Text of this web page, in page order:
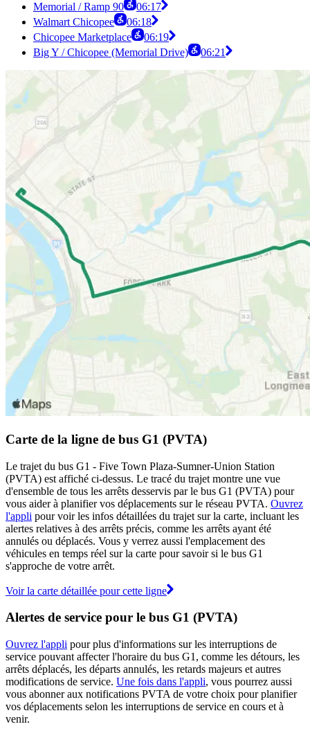
Memorial / Ramp 90
06:17
Walmart Chicopee
06:18
Chicopee Marketplace
06:19
Big Y / Chicopee (Memorial Drive)
06:21
Carte de la ligne de bus G1 (PVTA)
Le trajet du bus G1 - Five Town Plaza-Sumner-Union Station
(PVTA) est affiché ci-dessus. Le tracé du trajet montre une vue
d'ensemble de tous les arrêts desservis par le bus G1 (PVTA) pour
vous aider à planifier vos déplacements sur le réseau PVTA. Ouvrez
l'appli pour voir les infos détaillées du trajet sur la carte, incluant les
alertes relatives à des arrêts précis, comme les arrêts ayant été
annulés ou déplacés. Vous y verrez aussi l'emplacement des
véhicules en temps réel sur la carte pour savoir si le bus G1
s'approche de votre arrêt.
Voir la carte détaillée pour cette ligne
Alertes de service pour le bus G1 (PVTA)
Ouvrez l'appli pour plus d'informations sur les interruptions de
service pouvant affecter l'horaire du bus G1, comme les détours, les
arrêts déplacés, les départs annulés, les retards majeurs et autres
modifications de service. Une fois dans l'appli, vous pourrez aussi
vous abonner aux notifications PVTA de votre choix pour planifier
vos déplacements selon les interruptions de service en cours et à
venir.